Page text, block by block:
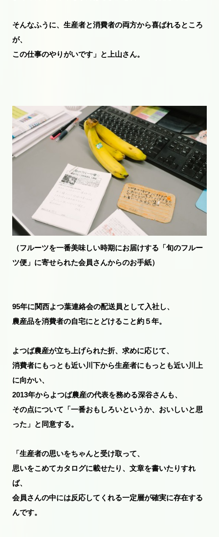
そんなふうに、生産者と消費者の両方から喜ばれるところ
が、
この仕事のやりがいです」と上山さん。
（フルーツを一番美味しい時期にお届けする「旬のフルー
ツ便」に寄せられた会員さんからのお手紙）
95年に関西よつ葉連絡会の配送員として入社し、
農産品を消費者の自宅にとどけること約５年。
よつば農産が立ち上げられた折、求めに応じて、
消費者にもっとも近い川下から生産者にもっとも近い川上
に向かい、
2013年からよつば農産の代表を務める深谷さんも、
その点について「一番おもしろいというか、おいしいと思
った」と同意する。
「生産者の思いをちゃんと受け取って、
思いをこめてカタログに載せたり、文章を書いたりすれ
ば、
会員さんの中には反応してくれる一定層が確実に存在する
んです。